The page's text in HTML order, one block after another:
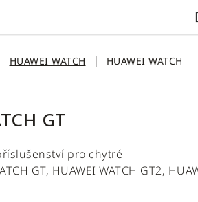
HUAWEI WATCH
HUAWEI WATCH
GT
pro chytré
GT, HUAWEI WATCH GT2,